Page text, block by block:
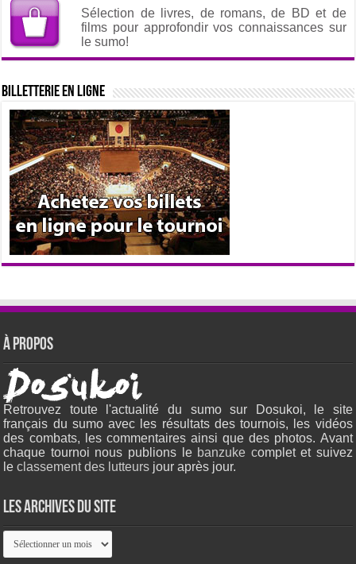
Sélection de livres, de romans, de BD et de
films pour approfondir vos connaissances sur
le sumo!
Billetterie en ligne
À propos
Retrouvez toute l'actualité du sumo sur Dosukoi, le site
français du sumo avec les résultats des tournois, les vidéos
des combats, les commentaires ainsi que des photos. Avant
chaque tournoi nous publions le banzuke complet et suivez
leclassement des lutteurs jour après jour.
Les archives du site
Les
archives